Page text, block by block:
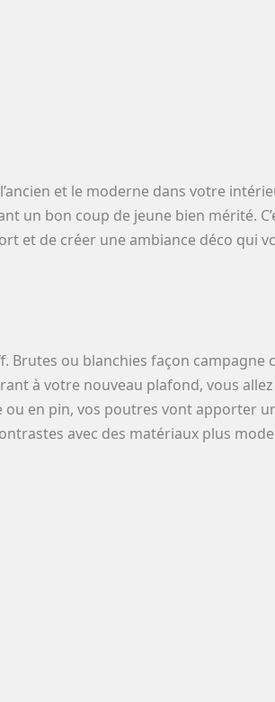
et le moderne dans votre
un bon coup de jeune bien mérité.
et de créer une ambiance déco qui
ou blanchies façon campagne
à votre nouveau plafond, vous
ou en pin, vos poutres vont apporter
avec des matériaux plus